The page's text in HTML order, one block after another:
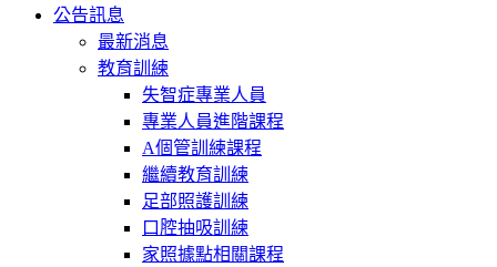
公告訊息
最新消息
教育訓練
失智症專業人員
專業人員進階課程
A個管訓練課程
繼續教育訓練
足部照護訓練
口腔抽吸訓練
家照據點相關課程